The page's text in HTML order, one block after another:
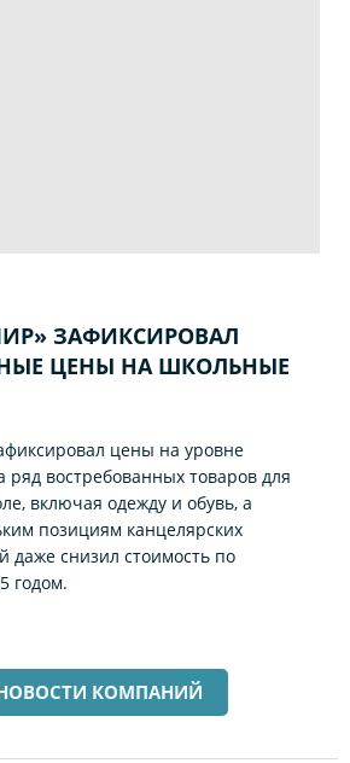
ЗАФИКСИРОВАЛ
ЦЕНЫ НА ШКОЛЬНЫЕ
цены на уровне
ряд востребованных товаров для
включая одежду и обувь, а
позициям канцелярских
даже снизил стоимость по
годом.
КОМПАНИЙ